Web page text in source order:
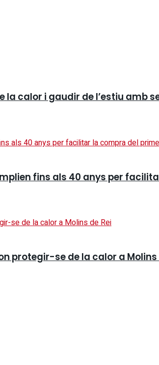
la calor i gaudir de l’estiu amb
fins als 40 anys per
protegir-se de la calor a Molins